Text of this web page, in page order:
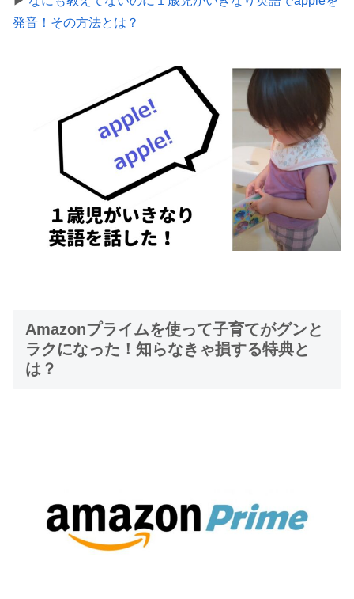
発音！その方法とは？
Amazonプライムを使って子育てがグンと
ラクになった！知らなきゃ損する特典と
は？